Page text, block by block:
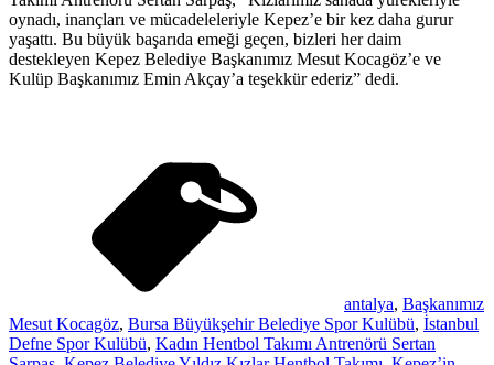
oynadı, inançları ve mücadeleleriyle Kepez’e bir kez daha gurur
yaşattı. Bu büyük başarıda emeği geçen, bizleri her daim
destekleyen Kepez Belediye Başkanımız Mesut Kocagöz’e ve
Kulüp Başkanımız Emin Akçay’a teşekkür ederiz” dedi.
antalya, Başkanımız
Mesut Kocagöz, Bursa Büyükşehir Belediye Spor Kulübü, İstanbul
Defne Spor Kulübü, Kadın Hentbol Takımı Antrenörü Sertan